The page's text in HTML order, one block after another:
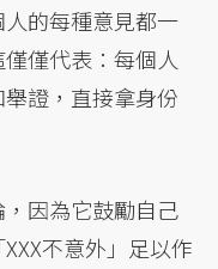
的每種意見都一
僅代表：每個人
證，直接拿身份
因為它鼓勵自己
不意外」足以作